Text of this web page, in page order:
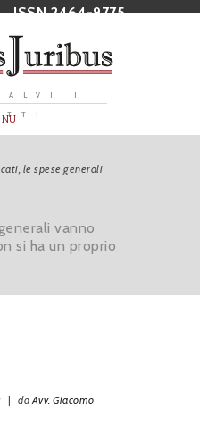
ISSN 2464-9775
I
le spese generali
vanno
si ha un proprio
| daAvv. Giacomo